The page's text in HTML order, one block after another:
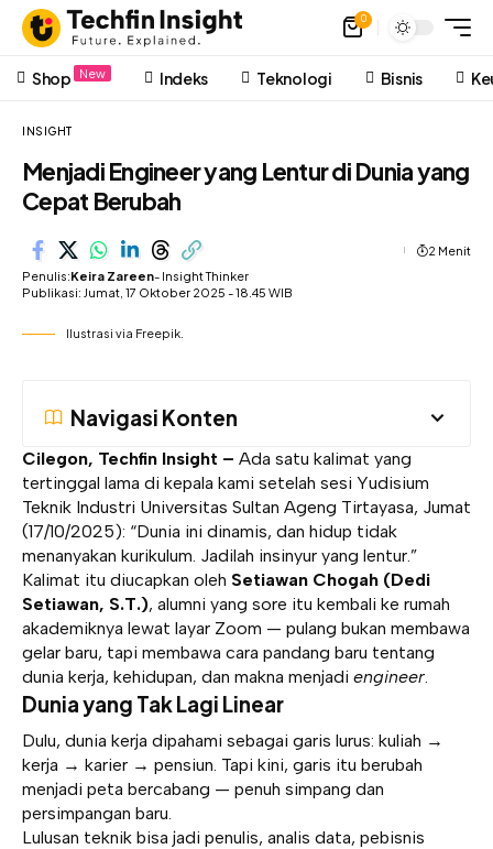
0
Shop New Indeks Teknologi Bisnis
INSIGHT
Menjadi Engineer yang Lentur di Dunia yang
Cepat Berubah
Penulis:Keira Zareen- Insight Thinker
Publikasi: Jumat, 17 Oktober 2025 - 18.45 WIB
2 Menit
Ilustrasi via Freepik.
Navigasi Konten
Cilegon, Techfin Insight – Ada satu kalimat yang
tertinggal lama di kepala kami setelah sesi Yudisium
Teknik Industri Universitas Sultan Ageng Tirtayasa, Jumat
(17/10/2025): “Dunia ini dinamis, dan hidup tidak
menanyakan kurikulum. Jadilah insinyur yang lentur.”
Kalimat itu diucapkan oleh Setiawan Chogah (Dedi
Setiawan, S.T.), alumni yang sore itu kembali ke rumah
akademiknya lewat layar Zoom — pulang bukan membawa
gelar baru, tapi membawa cara pandang baru tentang
dunia kerja, kehidupan, dan makna menjadi engineer.
Dunia yang Tak Lagi Linear
Dulu, dunia kerja dipahami sebagai garis lurus: kuliah →
kerja → karier → pensiun. Tapi kini, garis itu berubah
menjadi peta bercabang — penuh simpang dan
persimpangan baru.
Lulusan teknik bisa jadi penulis, analis data, pebisnis